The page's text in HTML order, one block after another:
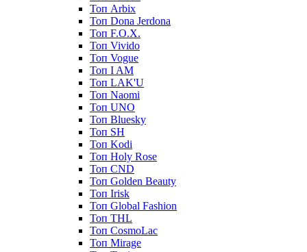
Топ Arbix
Топ Dona Jerdona
Топ F.O.X.
Топ Vivido
Топ Vogue
Топ I AM
Топ LAK'U
Топ Naomi
Топ UNO
Топ Bluesky
Топ SH
Топ Kodi
Топ Holy Rose
Топ CND
Топ Golden Beauty
Топ Irisk
Топ Global Fashion
Топ THL
Топ CosmoLac
Топ Mirage